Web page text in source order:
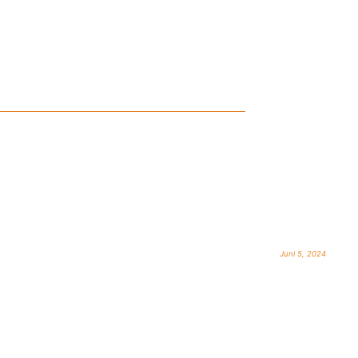
Juni 5, 2024